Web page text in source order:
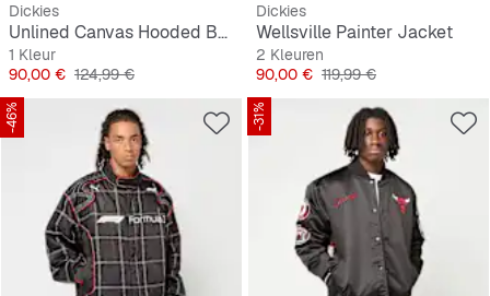
Dickies
Unlined Canvas Hooded Bomber
1 Kleur
Prijs
90,00 € Originele Prijs
124,99 €
Dickies
Wellsville Painter Jacket
2 Kleuren
Prijs
90,00 € Originele Prijs
119,99 €
-46% -31%